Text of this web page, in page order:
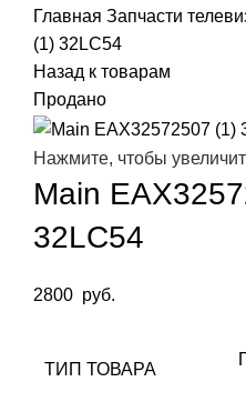
Главная Запчасти
(1) 32LC54
Назад к товарам
Продано
Нажмите, чтобы
Main
32LC54
2800 руб.
ТИП ТОВАРА